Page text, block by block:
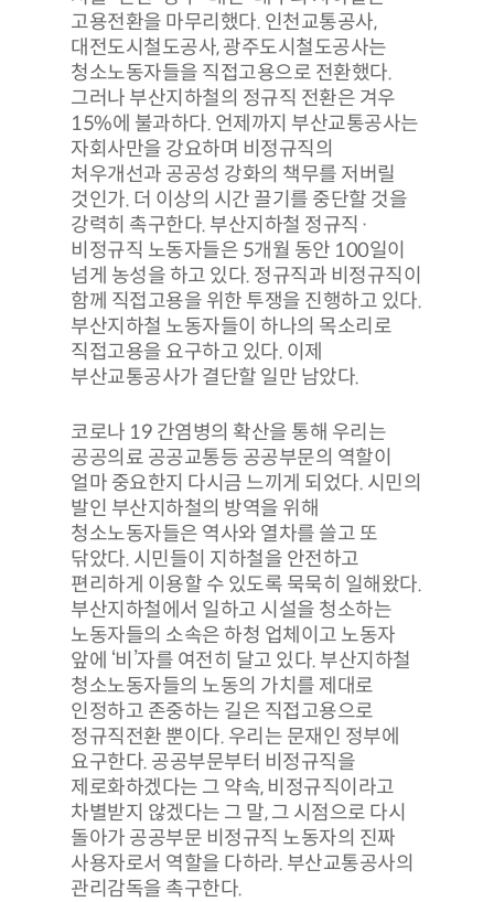
고용전환을 마무리했다. 인천교통공사,
대전도시철도공사, 광주도시철도공사는
청소노동자들을 직접고용으로 전환했다.
그러나 부산지하철의 정규직 전환은 겨우
15%에 불과하다. 언제까지 부산교통공사는
자회사만을 강요하며 비정규직의
처우개선과 공공성 강화의 책무를 저버릴
것인가. 더 이상의 시간 끌기를 중단할 것을
강력히 촉구한다. 부산지하철 정규직·
비정규직 노동자들은 5개월 동안 100일이
넘게 농성을 하고 있다. 정규직과 비정규직이
함께 직접고용을 위한 투쟁을 진행하고 있다.
부산지하철 노동자들이 하나의 목소리로
직접고용을 요구하고 있다. 이제
부산교통공사가 결단할 일만 남았다.
코로나 19 간염병의 확산을 통해 우리는
공공의료 공공교통등 공공부문의 역할이
얼마 중요한지 다시금 느끼게 되었다. 시민의
발인 부산지하철의 방역을 위해
청소노동자들은 역사와 열차를 쓸고 또
닦았다. 시민들이 지하철을 안전하고
편리하게 이용할 수 있도록 묵묵히 일해왔다.
부산지하철에서 일하고 시설을 청소하는
노동자들의 소속은 하청 업체이고 노동자
앞에 ‘비’자를 여전히 달고 있다. 부산지하철
청소노동자들의 노동의 가치를 제대로
인정하고 존중하는 길은 직접고용으로
정규직전환 뿐이다. 우리는 문재인 정부에
요구한다. 공공부문부터 비정규직을
제로화하겠다는 그 약속, 비정규직이라고
차별받지 않겠다는 그 말, 그 시점으로 다시
돌아가 공공부문 비정규직 노동자의 진짜
사용자로서 역할을 다하라. 부산교통공사의
관리감독을 촉구한다.